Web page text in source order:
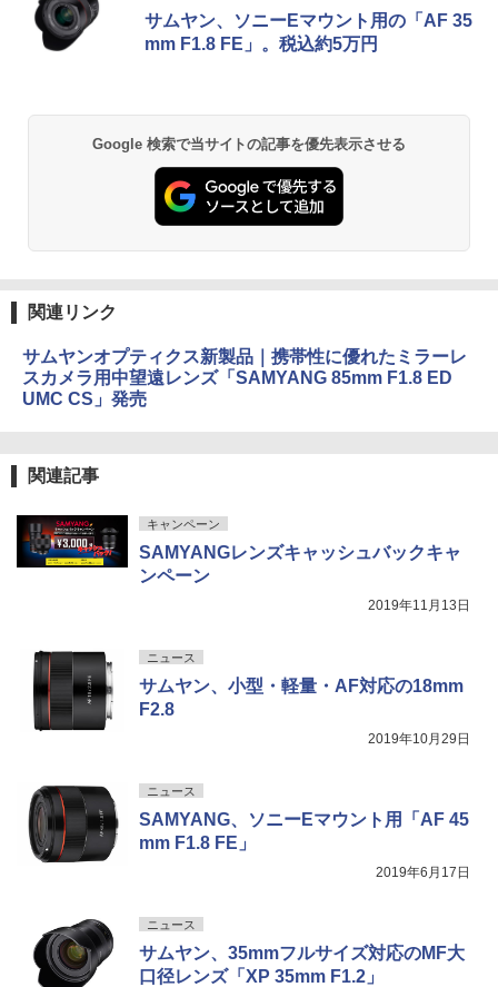
サムヤン、ソニーEマウント用の「AF 35
mm F1.8 FE」。税込約5万円
Google 検索で当サイトの記事を優先表示させる
関連リンク
サムヤンオプティクス新製品｜携帯性に優れたミラーレ
スカメラ用中望遠レンズ「SAMYANG 85mm F1.8 ED
UMC CS」発売
関連記事
キャンペーン
SAMYANGレンズキャッシュバックキャ
ンペーン
2019年11月13日
ニュース
サムヤン、小型・軽量・AF対応の18mm
F2.8
2019年10月29日
ニュース
SAMYANG、ソニーEマウント用「AF 45
mm F1.8 FE」
2019年6月17日
ニュース
サムヤン、35mmフルサイズ対応のMF大
口径レンズ「XP 35mm F1.2」